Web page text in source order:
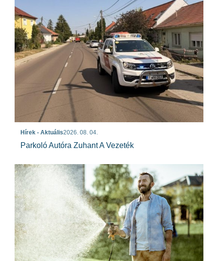
Hírek - Aktuális2026. 08. 04.
Parkoló Autóra Zuhant A Vezeték